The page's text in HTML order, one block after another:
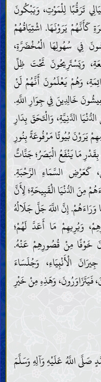
تَرَقُّبًا لِلْمَوْتِ، وَيَبْكُونَ
كَأَنَّهُمْ يَرَوْنَهَا. اشْتِيَاقُهُمْ
فِي سُهُولِهَا الْمُخْضَرَّةِ،
وَيَسْتَرِيحُونَ تَحْتَ ظِلِّ
وَهُمْ يَعْلَمُونَ أَنَّهُمْ لَنْ
خَالِدِينَ فِي جِوَارِ اللَّهِ.
الدَّنِيَّةِ، وَالْتَحَقَ بِدَارِ
يَرَوْنَ بُيُوتًا مَرْفُوعَةً بِنُورِ
مَا يَنْفَعُ الْبَصَرُ؛ جَنَّاتٌ
السَّمَاءِ الرَّحْبَةِ.
مِنَ الدُّنْيَا الْقَبِيحَةِ؛ لِأَنَّ
إِنَّ اللَّهَ جَلَّ جَلَالُهُ
وَيُرِيهِمْ مَا أَعَدَّ لَهُمْ؛
خَوْفًا مِنْ قُصُورِهِمْ عَنْهُ.
الْأَنْبِيَاءِ، وَجُلَسَاءَ
فَيَتَزَاوَرُونَ، وَهَذِهِ مِنْ خَيْرِ
اللَّهُ عَلَيْهِ وَآلِهِ وَسَلَّمَ